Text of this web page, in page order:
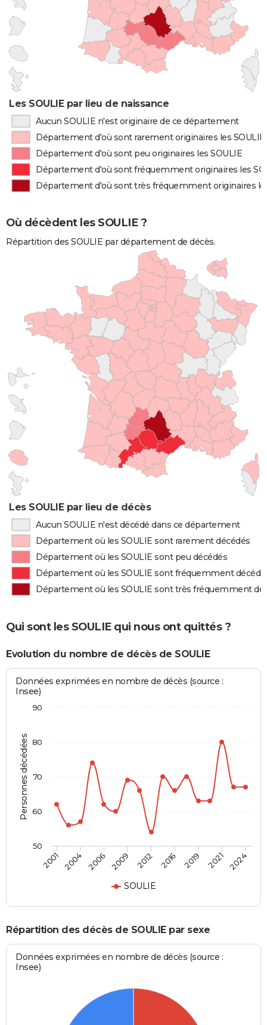
Les SOULIE par lieu de naissance
Aucun SOULIE n'est originaire de ce département
Département d'où sont rarement originaires les SOULIE
Département d'où sont peu originaires les SOULIE
Département d'où sont fréquemment originaires les
Département d'où sont très fréquemment originaires
Où décèdent les SOULIE ?
Répartition des SOULIE par département de décès.
Les SOULIE par lieu de décès
Aucun SOULIE n'est décédé dans ce département
Département où les SOULIE sont rarement décédés
Département où les SOULIE sont peu décédés
Département où les SOULIE sont fréquemment
Département où les SOULIE sont très fréquemment
Qui sont les SOULIE qui nous ont quittés ?
Evolution du nombre de décès de SOULIE
Personnes décédées
Données exprimées en nombre de décès (source :
Insee)
SOULIE
2001 2004 2006 2009 2012 2016 2019 2021 2024
50
60
70
80
90
Répartition des décès de SOULIE par sexe
Données exprimées en nombre de décès (source :
Insee)